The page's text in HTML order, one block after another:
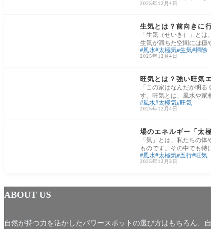
2025年12月4日
生気とは？前向きに
「生気（せいき）」と
生気が満ちた空間には穏
風水 太極気 生気 掃除
2025年12月4日
旺気とは？強い旺気
「この家はなんだか明
す。旺気とは、風水や家
風水 太極気 旺気
2025年12月4日
場のエネルギー「太
「気」とは、私たちの
ものです。その中でも特
風水 太極気 五行 旺気
2025年12月3日
ABOUT US
自然が持つ力を活かしたパワースポットの選び方はもちろん、自